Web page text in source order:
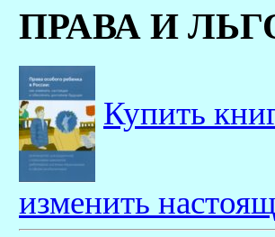
ПРАВА И
Купить
изменить